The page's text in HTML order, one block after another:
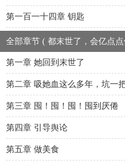
第一百一十四章 钥匙
全部章节 ( 都末世了，会亿点
第一章 她回到末世了
第二章 吸她血这么多年，坑一
第三章 囤！囤！囤！囤到厌倦
第四章 引导舆论
第五章 做美食